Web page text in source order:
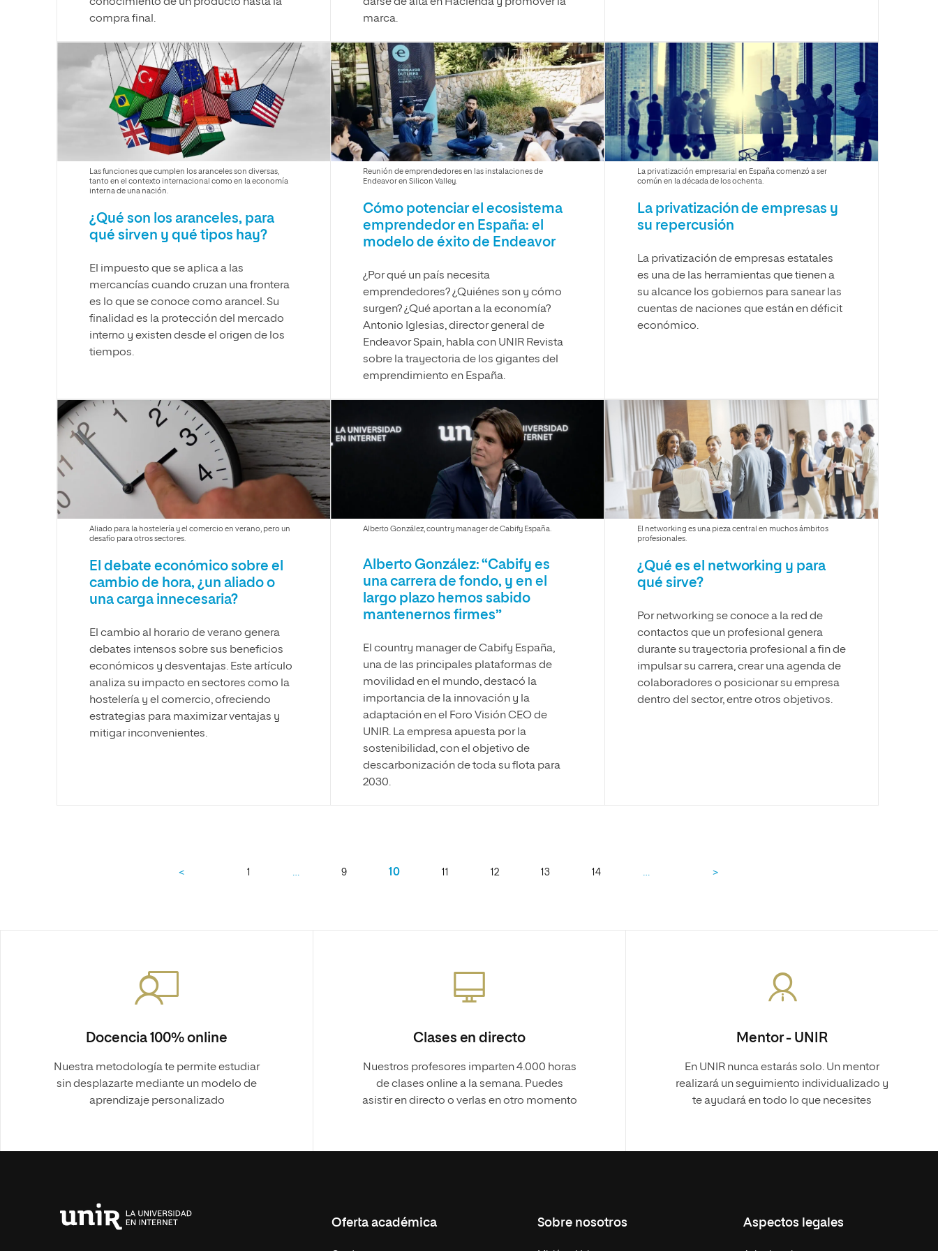
compra final.
marca.
Las funciones que cumplen los aranceles son diversas,
tanto en el contexto internacional como en la economía
interna de una nación.
¿Qué son los aranceles, para
qué sirven y qué tipos hay?
El impuesto que se aplica a las
mercancías cuando cruzan una frontera
es lo que se conoce como arancel. Su
finalidad es la protección del mercado
interno y existen desde el origen de los
tiempos.
Reunión de emprendedores en las instalaciones de
Endeavor en Silicon Valley.
Cómo potenciar el ecosistema
emprendedor en España: el
modelo de éxito de Endeavor
¿Por qué un país necesita
emprendedores? ¿Quiénes son y cómo
surgen? ¿Qué aportan a la economía?
Antonio Iglesias, director general de
Endeavor Spain, habla con UNIR Revista
sobre la trayectoria de los gigantes del
emprendimiento en España.
La privatización empresarial en España comenzó a ser
común en la década de los ochenta.
La privatización de empresas y
su repercusión
La privatización de empresas estatales
es una de las herramientas que tienen a
su alcance los gobiernos para sanear las
cuentas de naciones que están en déficit
económico.
Aliado para la hostelería y el comercio en verano, pero un
desafío para otros sectores.
El debate económico sobre el
cambio de hora, ¿un aliado o
una carga innecesaria?
El cambio al horario de verano genera
debates intensos sobre sus beneficios
económicos y desventajas. Este artículo
analiza su impacto en sectores como la
hostelería y el comercio, ofreciendo
estrategias para maximizar ventajas y
mitigar inconvenientes.
Alberto González, country manager de Cabify España.
Alberto González: “Cabify es
una carrera de fondo, y en el
largo plazo hemos sabido
mantenernos firmes”
El country manager de Cabify España,
una de las principales plataformas de
movilidad en el mundo, destacó la
importancia de la innovación y la
adaptación en el Foro Visión CEO de
UNIR. La empresa apuesta por la
sostenibilidad, con el objetivo de
descarbonización de toda su flota para
2030.
El networking es una pieza central en muchos ámbitos
profesionales.
¿Qué es el networking y para
qué sirve?
Por networking se conoce a la red de
contactos que un profesional genera
durante su trayectoria profesional a fin de
impulsar su carrera, crear una agenda de
colaboradores o posicionar su empresa
dentro del sector, entre otros objetivos.
< 1 … 9 10 11 12 13 14 … >
Docencia 100% online
Nuestra metodología te permite estudiar
sin desplazarte mediante un modelo de
aprendizaje personalizado
Clases en directo
Nuestros profesores imparten 4.000 horas
de clases online a la semana. Puedes
asistir en directo o verlas en otro momento
Mentor - UNIR
En UNIR nunca estarás solo. Un mentor
realizará un seguimiento individualizado y
te ayudará en todo lo que necesites
Oferta académica Sobre nosotros Aspectos legales